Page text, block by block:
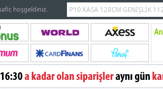
hoşgeldiniz.